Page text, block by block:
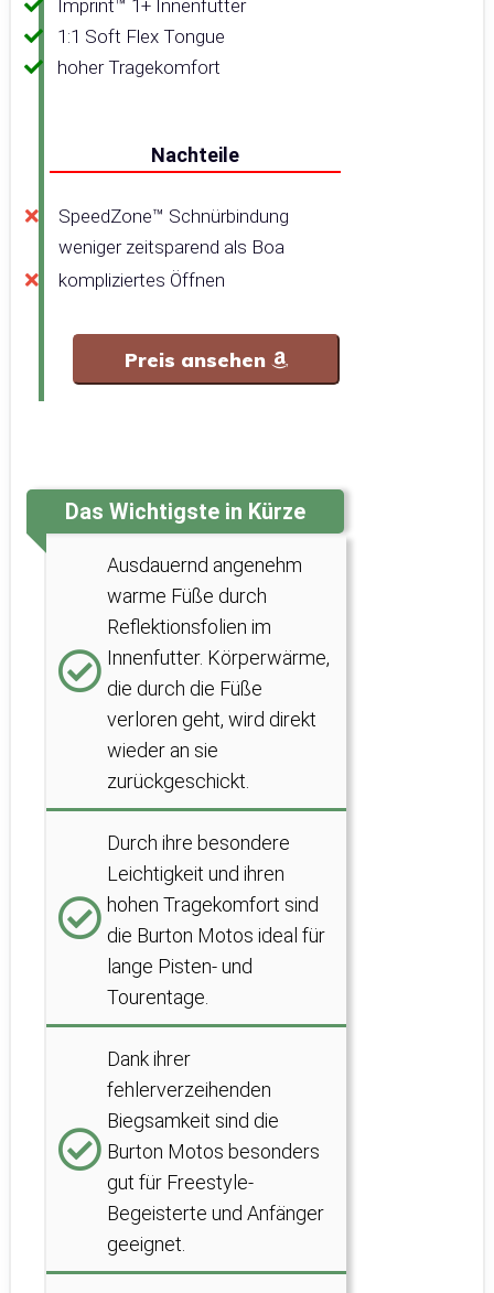
Imprint™ 1+ Innenfutter
1:1 Soft Flex Tongue
hoher Tragekomfort
Nachteile
SpeedZone™ Schnürbindung
weniger zeitsparend als Boa
kompliziertes Öffnen
Preis ansehen
Das Wichtigste in Kürze
Ausdauernd angenehm
warme Füße durch
Reflektionsfolien im
Innenfutter. Körperwärme,
die durch die Füße
verloren geht, wird direkt
wieder an sie
zurückgeschickt.
Durch ihre besondere
Leichtigkeit und ihren
hohen Tragekomfort sind
die Burton Motos ideal für
lange Pisten- und
Tourentage.
Dank ihrer
fehlerverzeihenden
Biegsamkeit sind die
Burton Motos besonders
gut für Freestyle-
Begeisterte und Anfänger
geeignet.